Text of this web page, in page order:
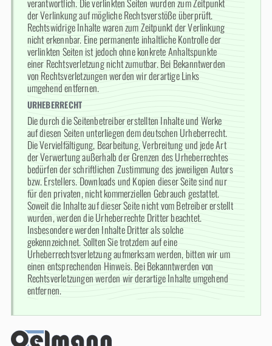
der Verlinkung auf mögliche Rechtsverstöße überprüft.
Rechtswidrige Inhalte waren zum Zeitpunkt der Verlinkung
nicht erkennbar. Eine permanente inhaltliche Kontrolle der
verlinkten Seiten ist jedoch ohne konkrete Anhaltspunkte
einer Rechtsverletzung nicht zumutbar. Bei Bekanntwerden
von Rechtsverletzungen werden wir derartige Links
umgehend entfernen.
URHEBERRECHT
Die durch die Seitenbetreiber erstellten Inhalte und Werke
auf diesen Seiten unterliegen dem deutschen Urheberrecht.
Die Vervielfältigung, Bearbeitung, Verbreitung und jede Art
der Verwertung außerhalb der Grenzen des Urheberrechtes
bedürfen der schriftlichen Zustimmung des jeweiligen Autors
bzw. Erstellers. Downloads und Kopien dieser Seite sind nur
für den privaten, nicht kommerziellen Gebrauch gestattet.
Soweit die Inhalte auf dieser Seite nicht vom Betreiber erstellt
wurden, werden die Urheberrechte Dritter beachtet.
Insbesondere werden Inhalte Dritter als solche
gekennzeichnet. Sollten Sie trotzdem auf eine
Urheberrechtsverletzung aufmerksam werden, bitten wir um
einen entsprechenden Hinweis. Bei Bekanntwerden von
Rechtsverletzungen werden wir derartige Inhalte umgehend
entfernen.